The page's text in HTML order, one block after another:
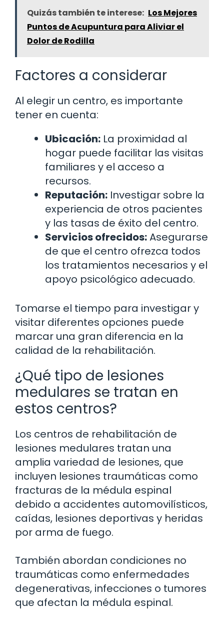
Quizás también te interese: Los Mejores
Puntos de Acupuntura para Aliviar el
Dolor de Rodilla
Factores a considerar
Al elegir un centro, es importante
tener en cuenta:
Ubicación: La proximidad al
hogar puede facilitar las visitas
familiares y el acceso a
recursos.
Reputación: Investigar sobre la
experiencia de otros pacientes
y las tasas de éxito del centro.
Servicios ofrecidos:Asegurarse
de que el centro ofrezca todos
los tratamientos necesarios y el
apoyo psicológico adecuado.
Tomarse el tiempo para investigar y
visitar diferentes opciones puede
marcar una gran diferencia en la
calidad de la rehabilitación.
¿Qué tipo de lesiones
medulares se tratan en
estos centros?
Los centros de rehabilitación de
lesiones medulares tratan una
amplia variedad de lesiones, que
incluyen lesiones traumáticas como
fracturas de la médula espinal
debido a accidentes automovilísticos,
caídas, lesiones deportivas y heridas
por arma de fuego.
También abordan condiciones no
traumáticas como enfermedades
degenerativas, infecciones o tumores
que afectan la médula espinal.